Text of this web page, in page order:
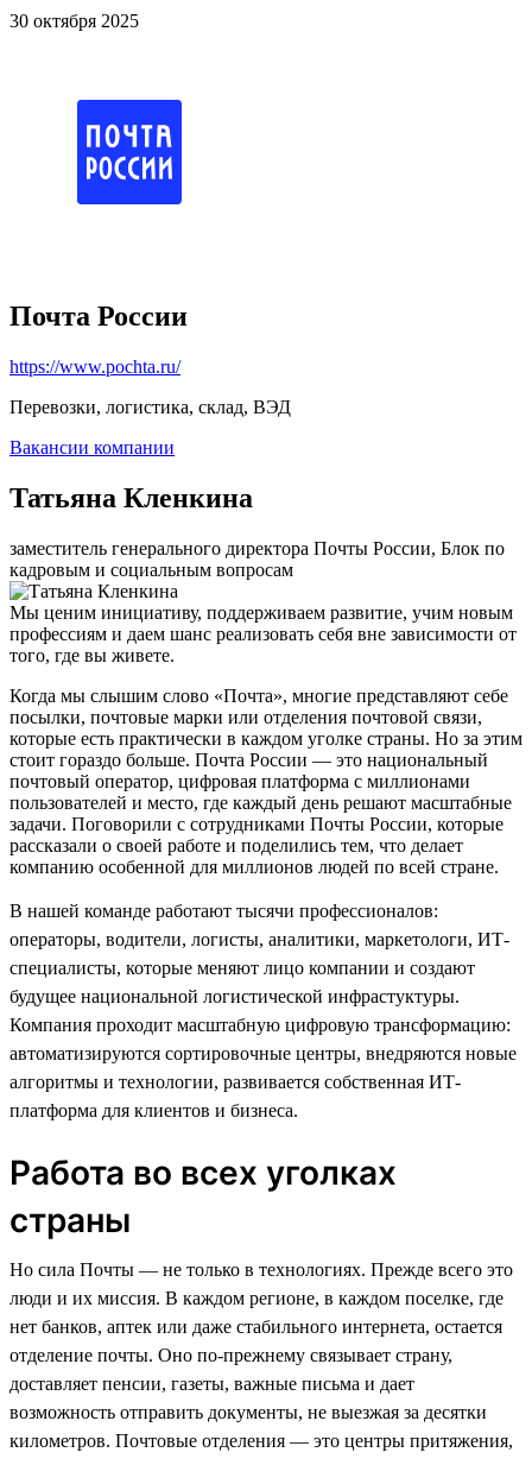
30 октября 2025
Почта России
https://www.pochta.ru/
Перевозки, логистика, склад, ВЭД
Вакансии компании
Татьяна Кленкина
заместитель генерального директора Почты России, Блок по
кадровым и социальным вопросам
Мы ценим инициативу, поддерживаем развитие, учим новым
профессиям и даем шанс реализовать себя вне зависимости от
того, где вы живете.
Когда мы слышим слово «Почта», многие представляют себе
посылки, почтовые марки или отделения почтовой связи,
которые есть практически в каждом уголке страны. Но за этим
стоит гораздо больше. Почта России — это национальный
почтовый оператор, цифровая платформа с миллионами
пользователей и место, где каждый день решают масштабные
задачи. Поговорили с сотрудниками Почты России, которые
рассказали о своей работе и поделились тем, что делает
компанию особенной для миллионов людей по всей стране.
В нашей команде работают тысячи профессионалов:
операторы, водители, логисты, аналитики, маркетологи, ИТ-
специалисты, которые меняют лицо компании и создают
будущее национальной логистической инфрастуктуры.
Компания проходит масштабную цифровую трансформацию:
автоматизируются сортировочные центры, внедряются новые
алгоритмы и технологии, развивается собственная ИТ-
платформа для клиентов и бизнеса.
Работа во всех уголках
страны
Но сила Почты — не только в технологиях. Прежде всего это
люди и их миссия. В каждом регионе, в каждом поселке, где
нет банков, аптек или даже стабильного интернета, остается
отделение почты. Оно по-прежнему связывает страну,
доставляет пенсии, газеты, важные письма и дает
возможность отправить документы, не выезжая за десятки
километров. Почтовые отделения — это центры притяжения,